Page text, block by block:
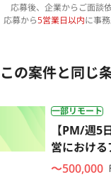
応募後、企業からご面談
応募から5営業日以内に事
この案件と同じ
一部リモート
【PM/週5
営におけ
〜500,000